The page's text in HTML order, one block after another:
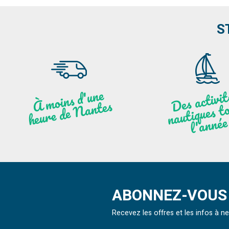
À
moi
ns
d'u
ne
heu
re
de
N
a
ntes quesnée
ABONNEZ-
Recevez les offres et les infos à